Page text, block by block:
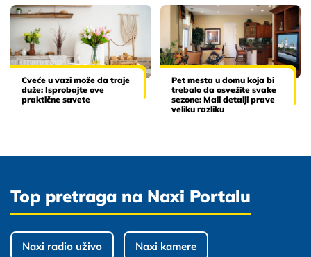
Cveće u vazi može da traje
duže: Isprobajte ove
praktične savete
Pet mesta u domu koja bi
trebalo da osvežite svake
sezone: Mali detalji prave
veliku razliku
Top pretraga na Naxi Portalu
Naxi radio uživo Naxi kamere